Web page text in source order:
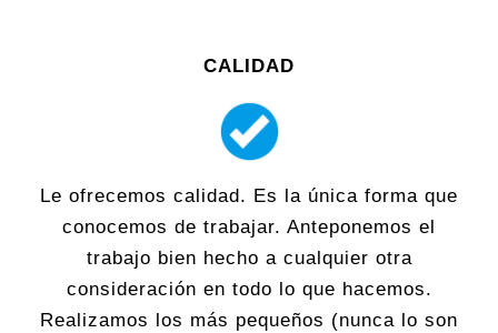
CALIDAD
Le ofrecemos calidad. Es la única forma que
conocemos de trabajar. Anteponemos el
trabajo bien hecho a cualquier otra
consideración en todo lo que hacemos.
Realizamos los más pequeños (nunca lo son